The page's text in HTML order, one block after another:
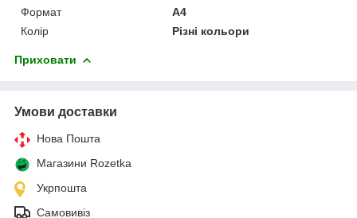
Формат
A4
Колір
Різні кольори
Приховати
Умови доставки
Нова Пошта
Магазини Rozetka
Укрпошта
Самовивіз